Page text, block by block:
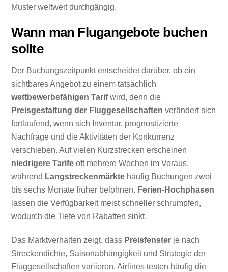
Muster weltweit durchgängig.
Wann man Flugangebote buchen
sollte
Der Buchungszeitpunkt entscheidet darüber, ob ein
sichtbares Angebot zu einem tatsächlich
wettbewerbsfähigen Tarifwird, denn die
Preisgestaltung der Fluggesellschaften verändert sich
fortlaufend, wenn sich Inventar, prognostizierte
Nachfrage und die Aktivitäten der Konkurrenz
verschieben. Auf vielen Kurzstrecken erscheinen
niedrigere Tarife oft mehrere Wochen im Voraus,
während Langstreckenmärkte häufig Buchungen zwei
bis sechs Monate früher belohnen. Ferien-Hochphasen
lassen die Verfügbarkeit meist schneller schrumpfen,
wodurch die Tiefe von Rabatten sinkt.
Das Marktverhalten zeigt, dass Preisfenster je nach
Streckendichte, Saisonabhängigkeit und Strategie der
Fluggesellschaften variieren. Airlines testen häufig die